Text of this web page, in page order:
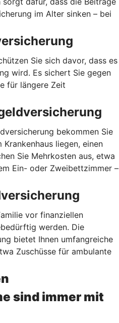
im Alter sinken – bei
Sie sich davor, dass es
wird. Es sichert Sie gegen
für längere Zeit
bekommen Sie
liegen, einen
Sie Mehrkosten aus, etwa
Ein- oder Zweibettzimmer –
vor finanziellen
werden. Die
bietet Ihnen umfangreiche
Zuschüsse für ambulante
sind immer mit